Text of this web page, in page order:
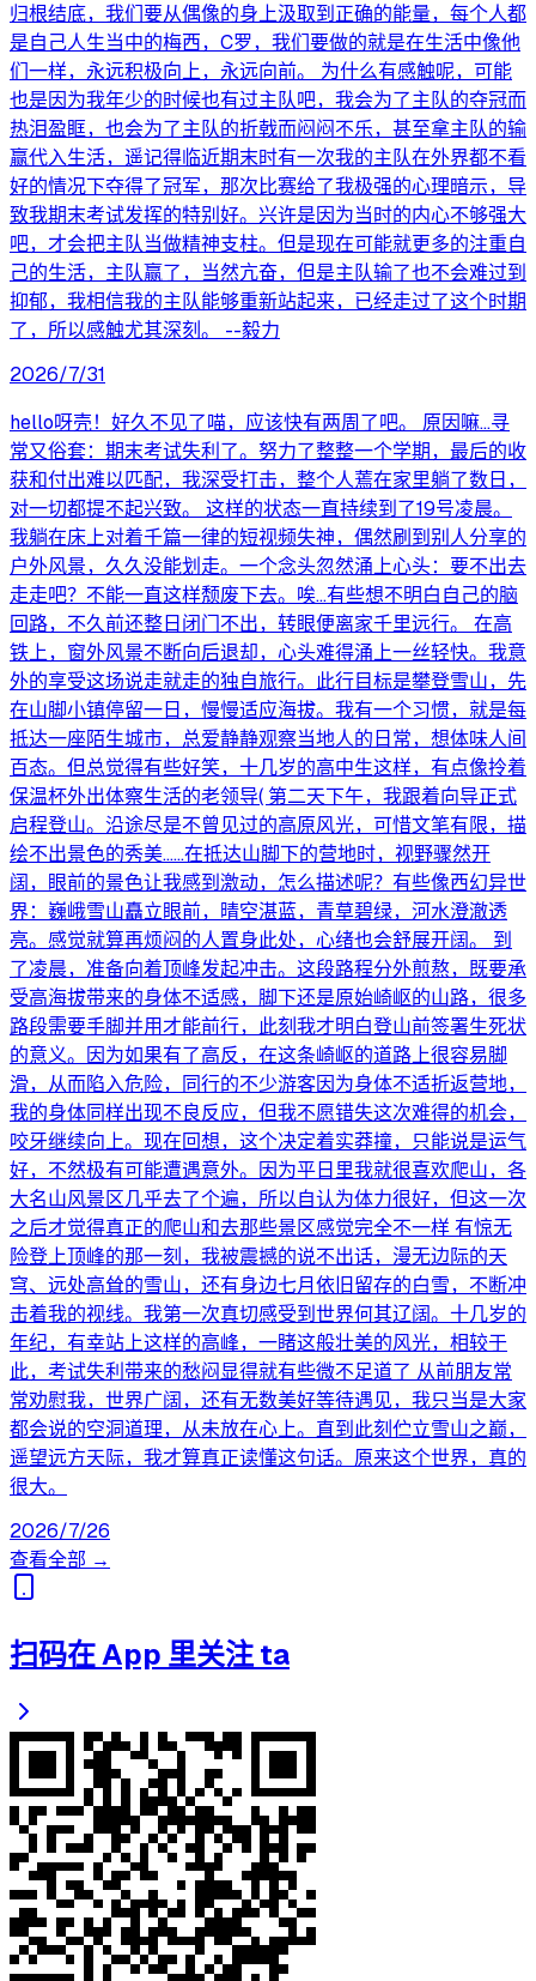
归根结底，我们要从偶像的身上汲取到正确的能量，每个人都
是自己人生当中的梅西，C罗，我们要做的就是在生活中像他
们一样，永远积极向上，永远向前。 为什么有感触呢，可能
也是因为我年少的时候也有过主队吧，我会为了主队的夺冠而
热泪盈眶，也会为了主队的折戟而闷闷不乐，甚至拿主队的输
赢代入生活，遥记得临近期末时有一次我的主队在外界都不看
好的情况下夺得了冠军，那次比赛给了我极强的心理暗示，导
致我期末考试发挥的特别好。兴许是因为当时的内心不够强大
吧，才会把主队当做精神支柱。但是现在可能就更多的注重自
己的生活，主队赢了，当然亢奋，但是主队输了也不会难过到
抑郁，我相信我的主队能够重新站起来，已经走过了这个时期
了，所以感触尤其深刻。 --毅力
2026/7/31
hello呀壳！好久不见了喵，应该快有两周了吧。 原因嘛…寻
常又俗套：期末考试失利了。努力了整整一个学期，最后的收
获和付出难以匹配，我深受打击，整个人蔫在家里躺了数日，
对一切都提不起兴致。 这样的状态一直持续到了19号凌晨。
我躺在床上对着千篇一律的短视频失神，偶然刷到别人分享的
户外风景，久久没能划走。一个念头忽然涌上心头：要不出去
走走吧？不能一直这样颓废下去。唉…有些想不明白自己的脑
回路，不久前还整日闭门不出，转眼便离家千里远行。 在高
铁上，窗外风景不断向后退却，心头难得涌上一丝轻快。我意
外的享受这场说走就走的独自旅行。此行目标是攀登雪山，先
在山脚小镇停留一日，慢慢适应海拔。我有一个习惯，就是每
抵达一座陌生城市，总爱静静观察当地人的日常，想体味人间
百态。但总觉得有些好笑，十几岁的高中生这样，有点像拎着
保温杯外出体察生活的老领导( 第二天下午，我跟着向导正式
启程登山。沿途尽是不曾见过的高原风光，可惜文笔有限，描
绘不出景色的秀美……在抵达山脚下的营地时，视野骤然开
阔，眼前的景色让我感到激动，怎么描述呢？有些像西幻异世
界：巍峨雪山矗立眼前，晴空湛蓝，青草碧绿，河水澄澈透
亮。感觉就算再烦闷的人置身此处，心绪也会舒展开阔。 到
了凌晨，准备向着顶峰发起冲击。这段路程分外煎熬，既要承
受高海拔带来的身体不适感，脚下还是原始崎岖的山路，很多
路段需要手脚并用才能前行，此刻我才明白登山前签署生死状
的意义。因为如果有了高反，在这条崎岖的道路上很容易脚
滑，从而陷入危险，同行的不少游客因为身体不适折返营地，
我的身体同样出现不良反应，但我不愿错失这次难得的机会，
咬牙继续向上。现在回想，这个决定着实莽撞，只能说是运气
好，不然极有可能遭遇意外。因为平日里我就很喜欢爬山，各
大名山风景区几乎去了个遍，所以自认为体力很好，但这一次
之后才觉得真正的爬山和去那些景区感觉完全不一样 有惊无
险登上顶峰的那一刻，我被震撼的说不出话，漫无边际的天
穹、远处高耸的雪山，还有身边七月依旧留存的白雪，不断冲
击着我的视线。我第一次真切感受到世界何其辽阔。十几岁的
年纪，有幸站上这样的高峰，一睹这般壮美的风光，相较于
此，考试失利带来的愁闷显得就有些微不足道了 从前朋友常
常劝慰我，世界广阔，还有无数美好等待遇见，我只当是大家
都会说的空洞道理，从未放在心上。直到此刻伫立雪山之巅，
遥望远方天际，我才算真正读懂这句话。原来这个世界，真的
很大。
2026/7/26
查看全部 →
扫码在 App 里关注 ta